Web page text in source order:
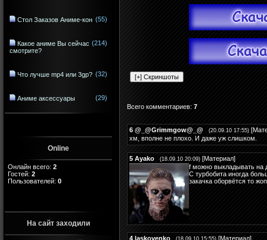
Стол Заказов Аниме-кон (55)
Какое аниме Вы сейчас
смотрите?
(214)
Что лучше mp4 или 3gp? (32)
Аниме аксессуары (29)
Online
Онлайн всего: 2
Гостей: 2
Пользователей: 0
На сайт заходили
Всего комментариев: 7
6 @_@Grimmgow@_@ (20.09.10 17:55) [
хм, вполне не плохо. И даже уж слишком.
5 Ayako (18.09.10 20:09) [Материал]
f можно выкладывать на
С турбобита иногда
закачка оборвётся то
4 laskovenko (18.09.10 15:55) [Материал]